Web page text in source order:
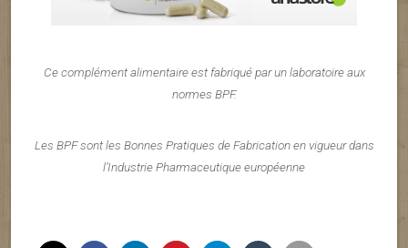
Ce complément alimentaire est fabriqué par un laboratoire aux
normes BPF.
Les BPF sont les Bonnes Pratiques de Fabrication en vigueur dans
l’Industrie Pharmaceutique européenne